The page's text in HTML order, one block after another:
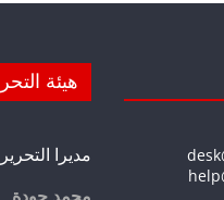
هيئة
مديرا التحرير
محمد جودة